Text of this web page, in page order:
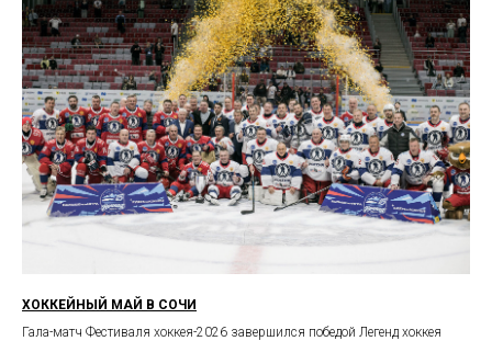
ХОККЕЙНЫЙ МАЙ В СОЧИ
Гала-матч Фестиваля хоккея-2026 завершился победой Легенд хоккея